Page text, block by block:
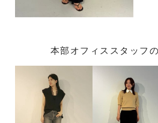
本部オフィススタッフ